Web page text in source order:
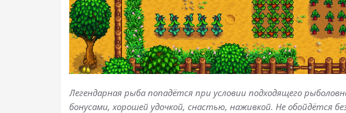
Легендарная рыба попадётся при условии подходящего
бонусами, хорошей удочкой, снастью, наживкой. Не обойдётся